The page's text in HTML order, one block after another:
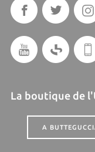
La boutique de
A